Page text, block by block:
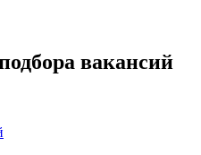
вакансий